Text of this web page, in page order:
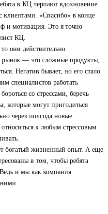
в КЦ черпают вдохновение
клиентами. «Спасибо» в конце
и мотивация. Это я точно
КЦ.
они действительно
рынок — это сложные продукты,
Негатив бывает, но его стало
специалистов работать
со стрессами, беречь
которые могут пригодиться
через полгода новые
к любым стрессовым
богатый жизненный опыт. А еще
в том, чтобы ребята
и мы как компания
ними.